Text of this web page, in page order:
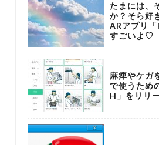
たまには、
か？そら好
ARアプリ
すごいよ♡
麻痺やケガ
で使うため
H」をリリ